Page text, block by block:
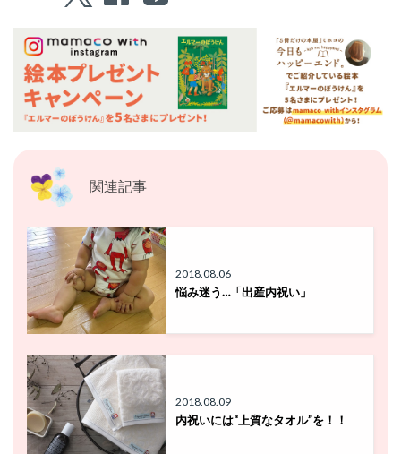
関連記事
2018.08.06
悩み迷う…「出産内祝い」
2018.08.09
内祝いには“上質なタオル”を！！